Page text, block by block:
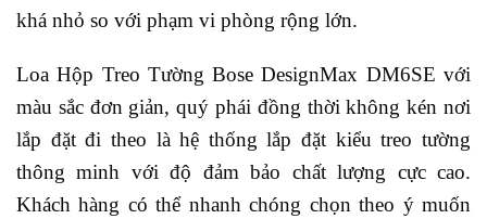
khá nhỏ so với phạm vi phòng rộng lớn.
Loa Hộp Treo Tường Bose DesignMax DM6SE với
màu sắc đơn giản, quý phái đồng thời không kén nơi
lắp đặt đi theo là hệ thống lắp đặt kiểu treo tường
thông minh với độ đảm bảo chất lượng cực cao.
Khách hàng có thể nhanh chóng chọn theo ý muốn